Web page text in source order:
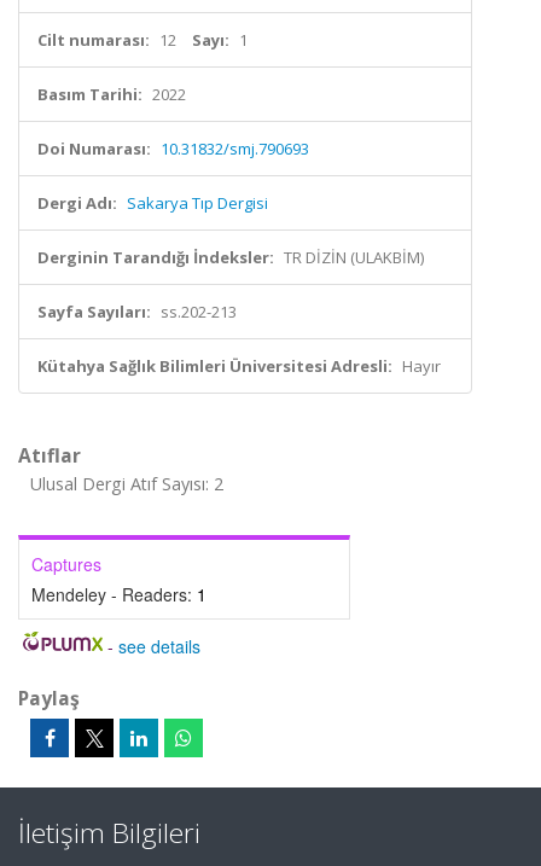
Cilt numarası: 12 Sayı: 1
Basım Tarihi: 2022
Doi Numarası: 10.31832/smj.790693
Dergi Adı: Sakarya Tıp Dergisi
Derginin Tarandığı İndeksler: TR DİZİN (ULAKBİM)
Sayfa Sayıları: ss.202-213
Kütahya Sağlık Bilimleri Üniversitesi Adresli: Hayır
Atıflar
Ulusal Dergi Atıf Sayısı: 2
Captures
Mendeley - Readers: 1
- see details
Paylaş
İletişim Bilgileri